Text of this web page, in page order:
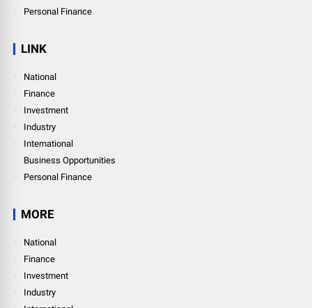
Personal Finance
LINK
National
Finance
Investment
Industry
International
Business Opportunities
Personal Finance
MORE
National
Finance
Investment
Industry